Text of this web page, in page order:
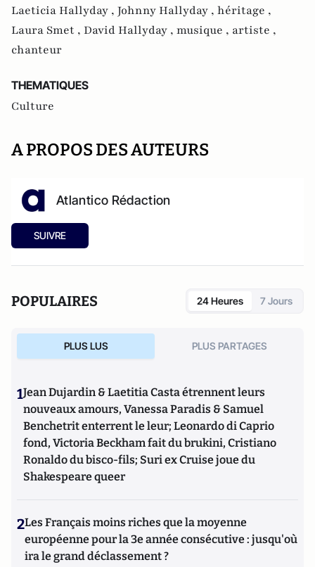
Laeticia Hallyday , Johnny Hallyday , héritage ,
Laura Smet , David Hallyday , musique , artiste ,
chanteur
THEMATIQUES
Culture
A PROPOS DES AUTEURS
Atlantico Rédaction
SUIVRE
POPULAIRES 24 Heures 7 Jours
PLUS LUS PLUS PARTAGES
1Jean Dujardin & Laetitia Casta étrennent leurs
nouveaux amours, Vanessa Paradis & Samuel
Benchetrit enterrent le leur; Leonardo di Caprio
fond, Victoria Beckham fait du brukini, Cristiano
Ronaldo du bisco-fils; Suri ex Cruise joue du
Shakespeare queer
2Les Français moins riches que la moyenne
européenne pour la 3e année consécutive : jusqu'où
ira le grand déclassement ?